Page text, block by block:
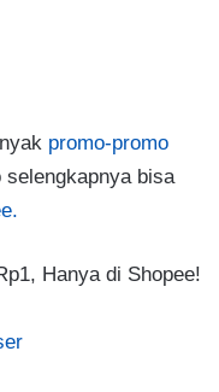
promo-promo
selengkapnya bisa
Hanya di Shopee!